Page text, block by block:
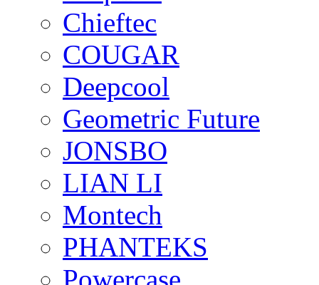
Chieftec
COUGAR
Deepcool
Geometric Future
JONSBO
LIAN LI
Montech
PHANTEKS